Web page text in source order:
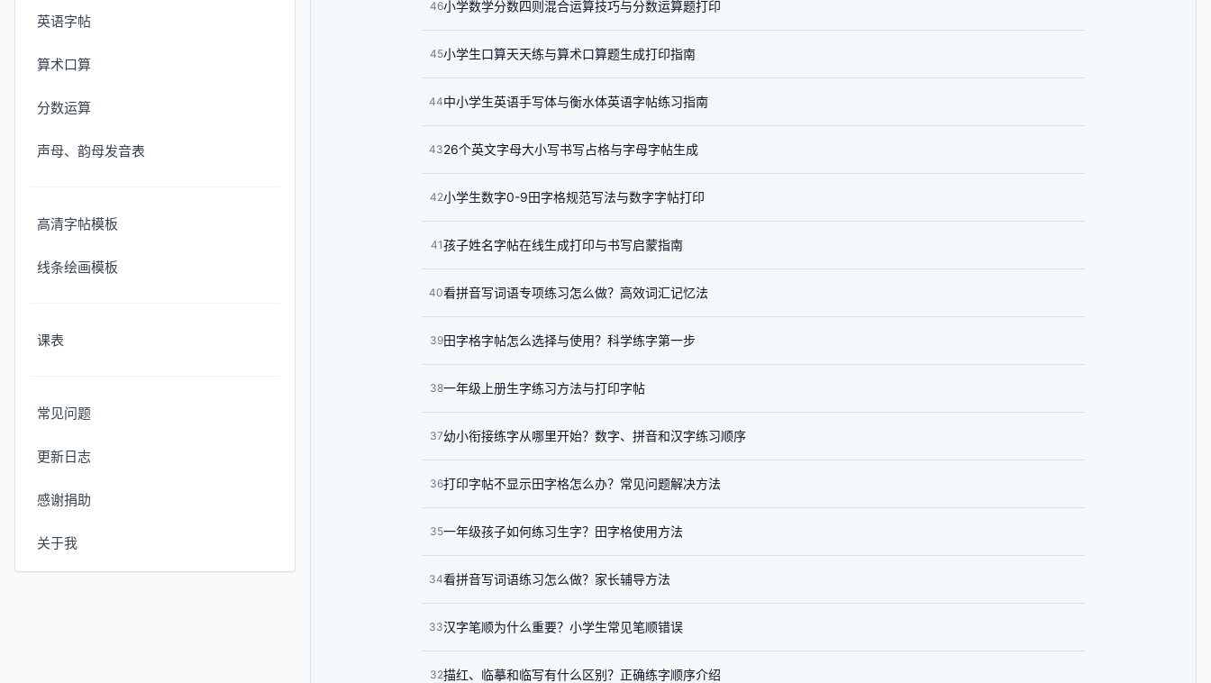
英语字帖
算术口算
分数运算
声母、韵母发音表
高清字帖模板
线条绘画模板
课表
常见问题
更新日志
感谢捐助
关于我
46小学数学分数四则混合运算技巧与分数运算题打印
45小学生口算天天练与算术口算题生成打印指南
44中小学生英语手写体与衡水体英语字帖练习指南
4326个英文字母大小写书写占格与字母字帖生成
42小学生数字0-9田字格规范写法与数字字帖打印
41孩子姓名字帖在线生成打印与书写启蒙指南
40看拼音写词语专项练习怎么做？高效词汇记忆法
39田字格字帖怎么选择与使用？科学练字第一步
38一年级上册生字练习方法与打印字帖
37幼小衔接练字从哪里开始？数字、拼音和汉字练习顺序
36打印字帖不显示田字格怎么办？常见问题解决方法
35一年级孩子如何练习生字？田字格使用方法
34看拼音写词语练习怎么做？家长辅导方法
33汉字笔顺为什么重要？小学生常见笔顺错误
32描红、临摹和临写有什么区别？正确练字顺序介绍